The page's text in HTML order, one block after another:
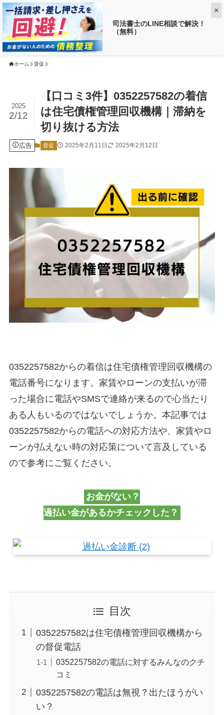
司法書士のLINE相談で解決！
（無料）
×
【返済がお得に!?】 借金がいくら減るか調べる ➡
ホーム 督促
【口コミ3件】0352257582の着信
は住宅債権管理回収機構｜滞納を
切り抜ける方法
2025
2/12
広告 督促 2025年2月11日 2025年2月12日
0352257582からの着信は住宅債権管理回収機構の
電話番号になります。家賃やローンの支払いが滞
った場合に電話やSMSで連絡が来るので心当たり
ある人もいるのではないでしょうか。本記事では
0352257582からの電話への対応方法や、家賃やロ
ーンが払えない時の対応策について言及している
ので参考にご覧ください。
お金がない？
過払い金があるかチェックした？
目次
0352257582は住宅債権管理回収機構から
の督促電話
0352257582の電話に対するみんなのクチ
コミ
0352257582の電話は無視？出たほうがい
い？